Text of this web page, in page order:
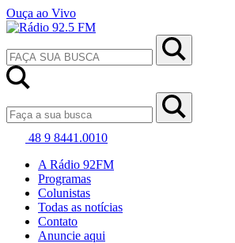
Ouça ao Vivo
48 9 8441.0010
A Rádio 92FM
Programas
Colunistas
Todas as notícias
Contato
Anuncie aqui